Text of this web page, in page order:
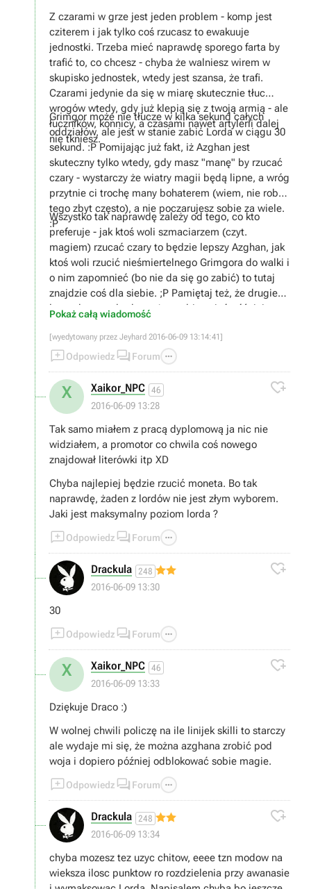
Z czarami w grze jest jeden problem - komp jest
cziterem i jak tylko coś rzucasz to ewakuuje
jednostki. Trzeba mieć naprawdę sporego farta by
trafić to, co chcesz - chyba że walniesz wirem w
skupisko jednostek, wtedy jest szansa, że trafi.
Czarami jedynie da się w miarę skutecznie tłuc
wrogów wtedy, gdy już klepią się z twoją armią - ale
łuczników, konnicy, a czasami nawet artylerii dalej
nie tkniesz.
Grimgor może nie tłucze w kilka sekund całych
oddziałów, ale jest w stanie zabić Lorda w ciągu 30
sekund. :P Pomijając już fakt, iż Azghan jest
skuteczny tylko wtedy, gdy masz "manę" by rzucać
czary - wystarczy że wiatry magii będą lipne, a wróg
przytnie ci trochę many bohaterem (wiem, nie robią
tego zbyt często), a nie poczarujesz sobie za wiele.
:P
Wszystko tak naprawdę zależy od tego, co kto
preferuje - jak ktoś woli szmaciarzem (czyt.
magiem) rzucać czary to będzie lepszy Azghan, jak
ktoś woli rzucić nieśmiertelnego Grimgora do walki i
o nim zapomnieć (bo nie da się go zabić) to tutaj
znajdzie coś dla siebie. ;P Pamiętaj też, że drugiego
legendarnego lorda można sobie nająć później -
trzeba tylko spełnić określone wymagania.
Pokaż całą wiadomość
[wyedytowany przez Jeyhard 2016-06-09 13:14:41]
Odpowiedz  Forum 
X Xaikor_NPC 46
2016-06-09 13:28

Tak samo miałem z pracą dyplomową ja nic nie
widziałem, a promotor co chwila coś nowego
znajdował literówki itp XD
Chyba najlepiej będzie rzucić moneta. Bo tak
naprawdę, żaden z lordów nie jest złym wyborem.
Jaki jest maksymalny poziom lorda ?
Odpowiedz  Forum 
Drackula 248
2016-06-09 13:30

30
Odpowiedz  Forum 
X Xaikor_NPC 46
2016-06-09 13:33

Dziękuje Draco :)
W wolnej chwili policzę na ile linijek skilli to starczy
ale wydaje mi się, że można azghana zrobić pod
woja i dopiero później odblokować sobie magie.
Odpowiedz  Forum 
Drackula 248
2016-06-09 13:34

chyba mozesz tez uzyc chitow, eeee tzn modow na
wieksza ilosc punktow ro rozdzielenia przy awanasie